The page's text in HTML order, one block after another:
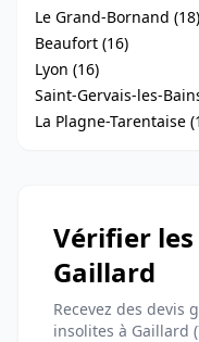
Le Grand-Bornand (18)
Beaufort (16)
Lyon (16)
Saint-Gervais-les-
La Plagne-Tarentaise
Vérifier
Gaillard
Recevez des devis
insolites à Gaillard